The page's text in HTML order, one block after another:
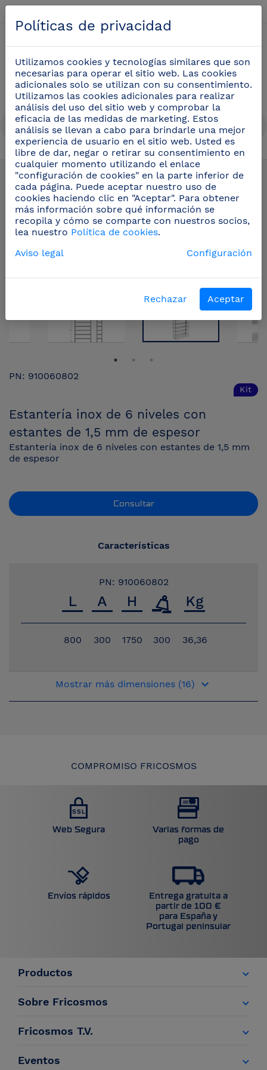
Estanterías inox (15)
PN: 910060802
Kit
Estantería inox de 6 niveles con
estantes de 1,5 mm de espesor
Estantería inox de 6 niveles con estantes de 1,5 mm
de espesor
Consultar
Características
PN: 910060802
800 300 1750 300 36,36
Mostrar más dimensiones (16) keyboard_arrow_down
COMPROMISO FRICOSMOS
Web Segura
Varias formas de
pago
Envíos rápidos
Entrega gratuita a
partir de 100 €
para España y
Portugal peninsular
Productos
Sobre Fricosmos
Fricosmos T.V.
Eventos
Políticas de privacidad
Utilizamos cookies y tecnologías similares que son
necesarias para operar el sitio web. Las cookies
adicionales solo se utilizan con su consentimiento.
Utilizamos las cookies adicionales para realizar
análisis del uso del sitio web y comprobar la
eficacia de las medidas de marketing. Estos
análisis se llevan a cabo para brindarle una mejor
experiencia de usuario en el sitio web. Usted es
libre de dar, negar o retirar su consentimiento en
cualquier momento utilizando el enlace
"configuración de cookies" en la parte inferior de
cada página. Puede aceptar nuestro uso de
cookies haciendo clic en "Aceptar". Para obtener
más información sobre qué información se
recopila y cómo se comparte con nuestros socios,
lea nuestro Política de cookies.
Aviso legal
Configuración
Rechazar Aceptar